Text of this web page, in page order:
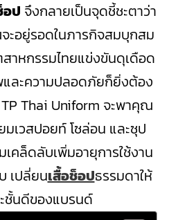
อป จึงกลายเป็นจุดชี้ชะตาว่า
อยู่รอดในภารกิจสมบุกสม
าหกรรมไทยแข่งขันดุเดือด
ละความปลอดภัยก็ยิ่งต้อง
Thai Uniform จะพาคุณ
เวสปอยท์ โซล่อน และซุป
คล็ดลับเพิ่มอายุการใช้งาน
เปลี่ยนเสื้อช็อปธรรมดาให้
ะชั้นดีของแบรนด์